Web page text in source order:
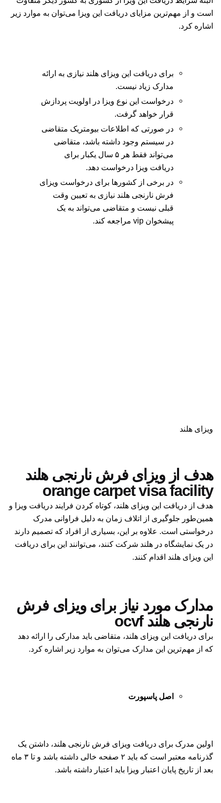
است و از مهم‌ترین مزایای دریافت این ویزا می‌توان به موارد زیر
اشاره کرد.
برای دریافت این ویزای هلند نیازی به ارائه
مدارک زیاد نیست.
درخواست این نوع ویزا در اولویت پردازش
قرار خواهد گرفت.
در صورتی که اطلاعات بیومتریک متقاضی
در سیستم وجود داشته باشد، متقاضی
می‌تواند فقط هر ۵ سال یکبار برای
دریافت ویزا درخواست دهد.
در برخی از کشورها برای درخواست ویزای
فرش نارنجی هلند نیازی به تعیین وقت
قبلی نیست و متقاضی می‌تواند به یک
پیشخوان vip مراجعه کند.
ویزای هلند
هدف از ویزای فرش نارنجی هلند
orange carpet visa facility
هدف از دریافت این ویزای هلند، کوتاه کردن فرایند دریافت ویزا و
همین‌طور جلوگیری از اتلاف زمان به دلیل فراوانی مدرک
درخواستی است. علاوه بر این، بسیاری از افراد که تصمیم دارند
در یک نمایشگاه در هلند شرکت کنند، می‌توانند این برای دریافت
این ویزای هلند اقدام کنند.
مدارک مورد نیاز برای ویزای فرش
نارنجی هلند ocvf
برای دریافت این ویزای هلند، متقاضی باید مدارکی را ارائه دهد
که از مهم‌ترین این مدارک می‌توان به موارد زیر اشاره کرد.
اصل پاسپورت
اولین مدرک برای دریافت ویزای فرش نارنجی هلند، داشتن یک
گذرنامه معتبر است که باید ۲ صفحه خالی داشته باشد و تا ۳ ماه
بعد از تاریخ پایان اعتبار ویزا باید اعتبار داشته باشد.